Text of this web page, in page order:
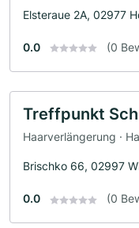
Elsteraue 2A, 02977
0.0 (0
Treffpunkt
Haarverlängerung ·
Brischko 66, 02997
0.0 (0